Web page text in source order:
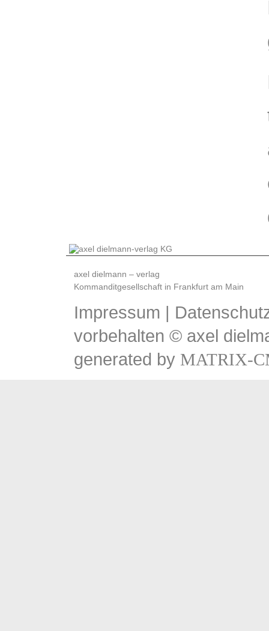
axel dielmann – verlag
Kommanditgesellschaft in Frankfurt am Main
Impressum |
vorbehalten © axel
generated by MATRIX-